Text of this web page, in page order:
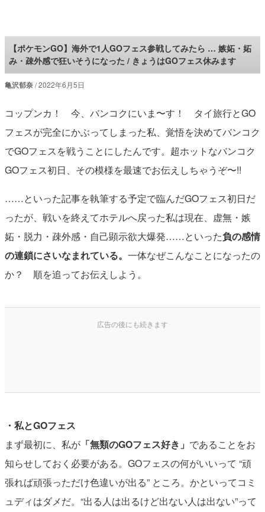
ロケットニュース24
【ポケモンGO】海外で1人GOフェス参戦してみたら … 嫉妬・妬
み・疎外感で狂いそうになった / きょうはGOフェス休みます
亀沢郁奈 2022年6月5日
コップンカ！ 今、バンコクにいま〜す！ タイ旅行とGO
フェスが完全にかぶってしまった私、覚悟を決めてバンコク
でGOフェスを戦うことにしたんです。超ホットなバンコク
GOフェス初日、その模様を最速でお伝えしちゃうぞ〜!!
……といった記事を執筆する予定で臨んだGOフェス初日だ
ったが、戦いを終えてホテルへ戻った私は現在、虚無・嫉
妬・脱力・疎外感・自己顕示欲大爆発……といった負の感情
の連鎖にさいなまれている。 一体なぜこんなことになったの
か？ 順を追ってお伝えしよう。
・私とGOフェス
まず最初に、私が「無類のGOフェス好き」 であることをお
知らせしておく必要がある。GOフェスの何がいいって “頑
張れば頑張っただけ色違いが出る” ところ。かといってコミ
ュディはダメだ。“出る人は出るけど出ない人は出ない”って